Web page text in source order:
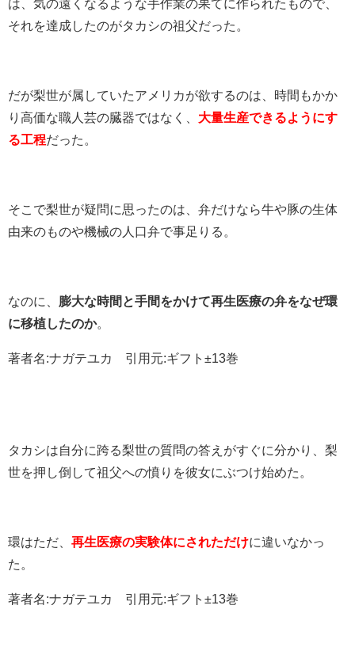
は、気の遠くなるような手作業の果てに作られたもので、
それを達成したのがタカシの祖父だった。
だが梨世が属していたアメリカが欲するのは、時間もかか
り高価な職人芸の臓器ではなく、 大量生産できるようにす
る工程だった。
そこで梨世が疑問に思ったのは、弁だけなら牛や豚の生体
由来のものや機械の人口弁で事足りる。
なのに、
膨大な時間と手間をかけて再生医療の弁をなぜ環
に移植したのか。
著者名:ナガテユカ 引用元:ギフト±13巻
タカシは自分に跨る梨世の質問の答えがすぐに分かり、梨
世を押し倒して祖父への憤りを彼女にぶつけ始めた。
環はただ、 再生医療の実験体にされただけに違いなかっ
た。
著者名:ナガテユカ 引用元:ギフト±13巻